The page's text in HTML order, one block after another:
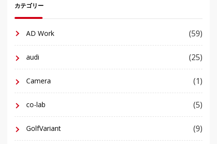
カテゴリー
AD Work (59)
audi (25)
Camera (1)
co-lab (5)
GolfVariant (9)